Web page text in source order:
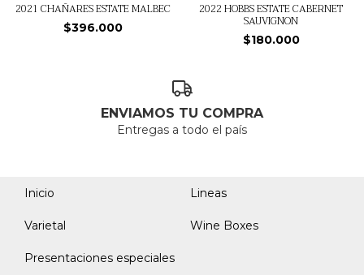
2021 CHAÑARES ESTATE MALBEC
$396.000
2022 HOBBS ESTATE CABERNET
SAUVIGNON
$180.000
ENVIAMOS TU COMPRA
Entregas a todo el país
Inicio Lineas
Varietal Wine Boxes
Presentaciones especiales